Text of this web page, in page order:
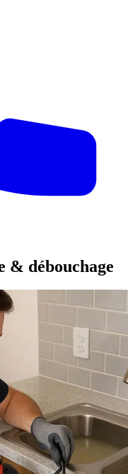
& débouchage